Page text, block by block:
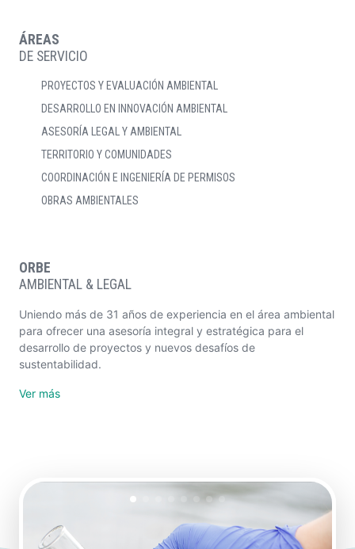
ÁREAS
DE SERVICIO
PROYECTOS Y EVALUACIÓN AMBIENTAL
DESARROLLO EN INNOVACIÓN AMBIENTAL
ASESORÍA LEGAL Y AMBIENTAL
TERRITORIO Y COMUNIDADES
COORDINACIÓN E INGENIERÍA DE PERMISOS
OBRAS AMBIENTALES
ORBE
AMBIENTAL & LEGAL
Uniendo más de 31 años de experiencia en el área ambiental
para ofrecer una asesoría integral y estratégica para el
desarrollo de proyectos y nuevos desafíos de
sustentabilidad.
Ver más